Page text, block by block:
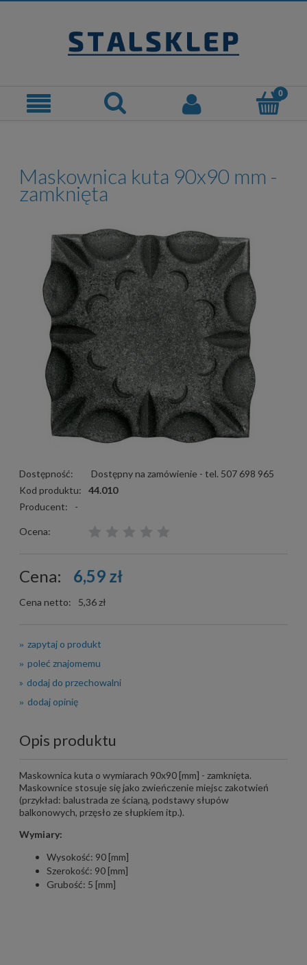
Maskownica kuta 90x90 mm -
zamknięta
Dostępność:
Dostępny na zamówienie - tel. 507 698 965
Kod produktu:
44.010
Producent:
-
Ocena:
Cena: 6,59 zł
Cena netto: 5,36 zł
zapytaj o produkt
poleć znajomemu
dodaj do przechowalni
dodaj opinię
Opis produktu
Maskownica kuta o wymiarach 90x90 [mm] - zamknięta.
Maskownice stosuje się jako zwieńczenie miejsc zakotwień
(przykład: balustrada ze ścianą, podstawy słupów
balkonowych, przęsło ze słupkiem itp.).
Wymiary:
Wysokość: 90 [mm]
Szerokość: 90 [mm]
Grubość: 5 [mm]